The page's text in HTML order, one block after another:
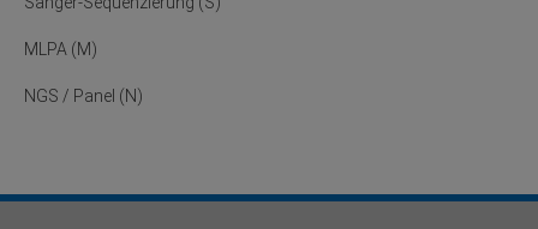
MLPA (M)
NGS / Panel (N)